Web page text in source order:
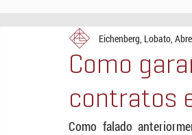
Tributário COVID-19
Como
contratos
Eichenberg, Lobato,
Como falado